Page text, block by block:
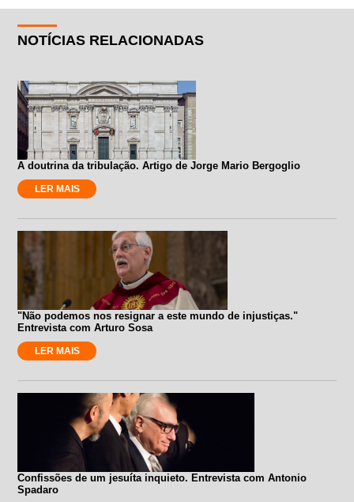
NOTÍCIAS RELACIONADAS
A doutrina da tribulação. Artigo de Jorge Mario Bergoglio
LER MAIS
"Não podemos nos resignar a este mundo de injustiças."
Entrevista com Arturo Sosa
LER MAIS
Confissões de um jesuíta inquieto. Entrevista com Antonio
Spadaro